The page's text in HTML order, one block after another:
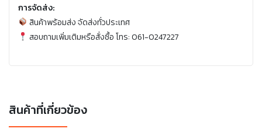
การจัดส่ง:
สินค้าพร้อมส่ง จัดส่งทั่วประเทศ
สอบถามเพิ่มเติมหรือสั่งซื้อ โทร: 061-0247227
สินค้าที่เกี่ยวข้อง